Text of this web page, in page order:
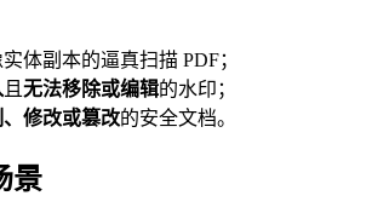
体副本的逼真扫描 PDF；
且 无法移除或编辑的水印；
修改或篡改的安全文档。
景